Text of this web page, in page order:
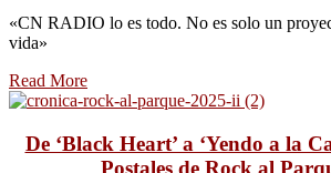
«CN RADIO lo es todo. No es solo un
vida»
Read More
De ‘Black Heart’ a ‘Yendo a la
Postales de Rock al